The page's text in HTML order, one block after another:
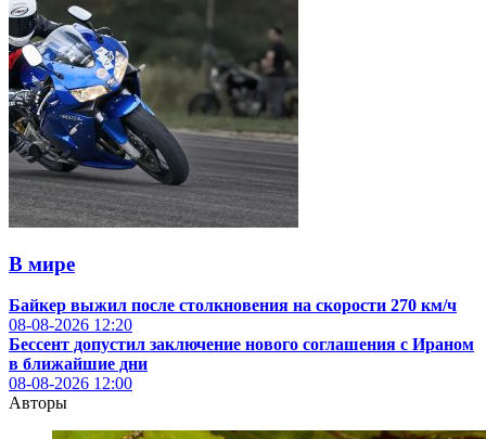
В мире
Байкер выжил после столкновения на скорости 270 км/ч
08-08-2026 12:20
Бессент допустил заключение нового соглашения с Ираном
в ближайшие дни
08-08-2026 12:00
Авторы